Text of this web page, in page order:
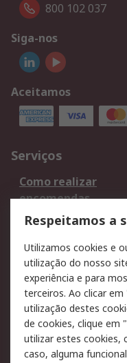
800 102 037
Siga-nos
Aceitamos
Serviços
Como realizar
encomendas
Formas de entrega
Pagamento e
faturação
Legal
Aviso legal
Política de
Respeitamos a
Utilizamos cookies e
utilização do nosso
experiência e para
terceiros. Ao clicar
utilização destes
de cookies, clique em
utilizar estes cookies,
caso, alguma